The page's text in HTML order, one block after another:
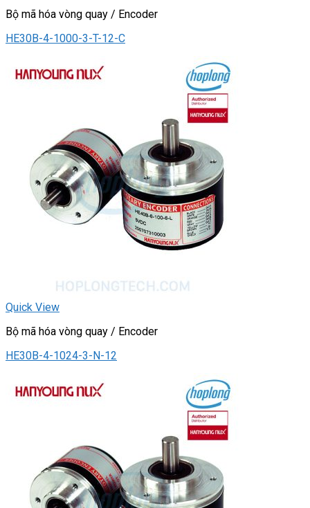
Bộ mã hóa vòng quay / Encoder
HE30B-4-1000-3-T-12-C
Quick View
Bộ mã hóa vòng quay / Encoder
HE30B-4-1024-3-N-12